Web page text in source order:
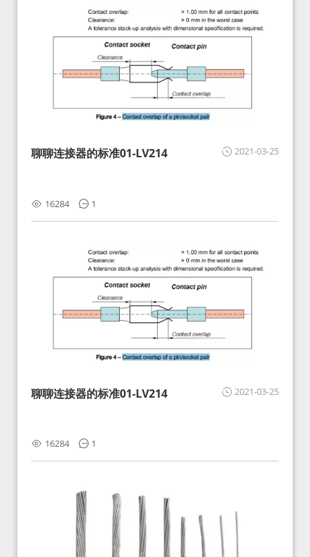
2021-03-25
聊聊连接器的标准01-LV214
16284 1
2021-03-25
聊聊连接器的标准01-LV214
16284 1